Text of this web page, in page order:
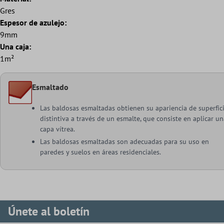
Gres
Espesor de azulejo:
9mm
Una caja:
1m²
Esmaltado
Las baldosas esmaltadas obtienen su apariencia de
distintiva a través de un esmalte, que consiste en aplicar
capa vítrea.
Las baldosas esmaltadas son adecuadas para su uso en
paredes y suelos en áreas residenciales.
Únete al boletín